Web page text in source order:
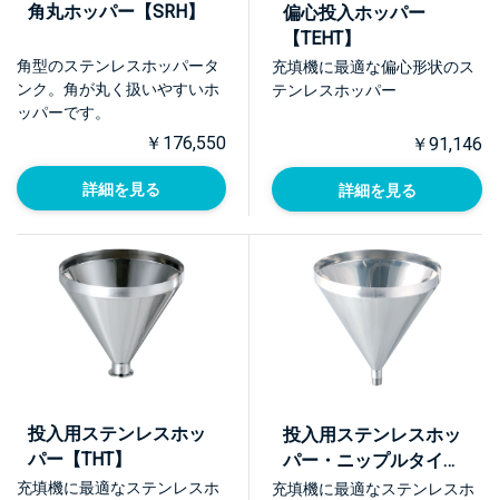
角丸ホッパー【SRH】
角型のステンレスホッパータ
ンク。角が丸く扱いやすいホ
ッパーです。
￥176,550
詳細を見る
偏心投入ホッパー
【TEHT】
充填機に最適な偏心形状のス
テンレスホッパー
￥91,146
詳細を見る
投入用ステンレスホッ
パー【THT】
充填機に最適なステンレスホ
投入用ステンレスホッ
パー・ニップルタイプ
【THT-R】
充填機に最適なステンレスホ